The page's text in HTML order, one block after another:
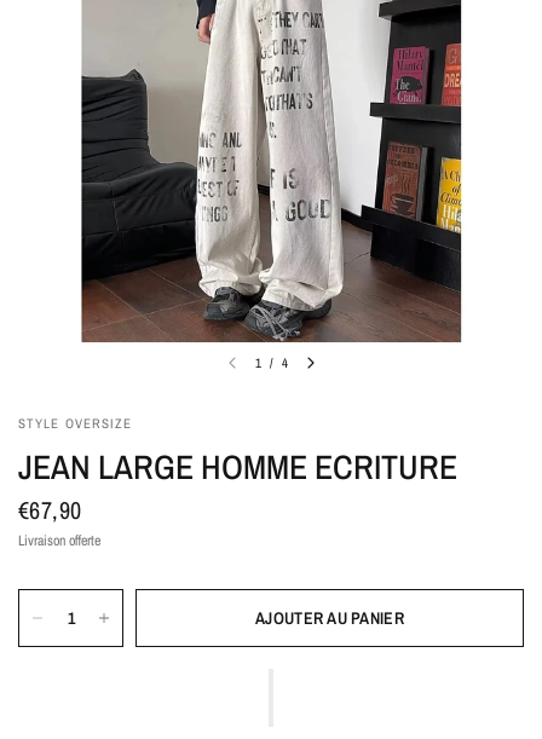
1 / 4
STYLE OVERSIZE
JEAN LARGE HOMME ECRITURE
€67,90
Livraison offerte
AJOUTER AU PANIER